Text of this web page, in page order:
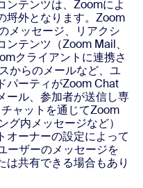
ンテンツは、Zoomによ
埒外となります。Zoom
メッセージ、リアクシ
テンツ（Zoom Mail、
クライアントに連携さ
からのメールなど、ユ
パーティがZoom Chat
ール、参加者が送信し専
ャットを通じてZoom
内メッセージなど）
オーナーの設定によって
ーザーのメッセージを
は共有できる場合もあり